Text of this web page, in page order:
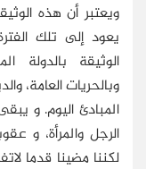
ويعتبر أن هذه
يعود إلى تلك
الوثيقة بالدولة
وبالحريات العامة،
المبادئ اليوم. و
الرجل والمرأة، و